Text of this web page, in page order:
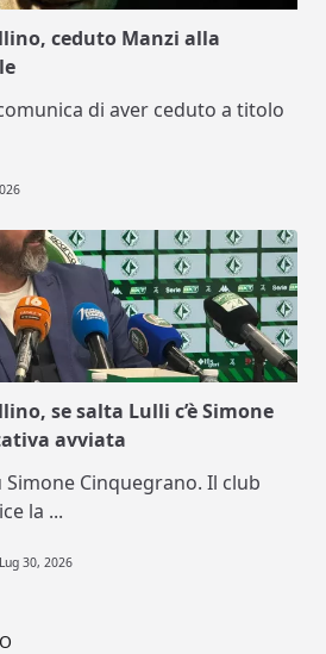
ceduto Manzi alla
comunica di aver ceduto a titolo
se salta Lulli c’è Simone
avviata
Simone Cinquegrano. Il club
la ...
Lug 30, 2026